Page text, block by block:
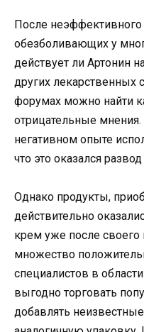
После
обезболивающих у
действует ли Артонин
других лекарственных
форумах можно найти
отрицательные
негативном опыте
что это оказался
Однако продукты,
действительно
крем уже после своего
множество
специалистов в
выгодно торговать
добавлять